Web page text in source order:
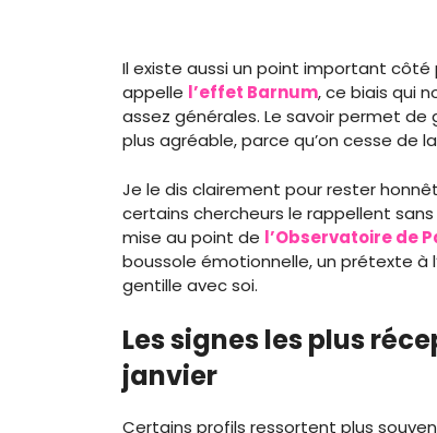
Il existe aussi un point important côté
appelle l’effet Barnum, ce biais qui
assez générales. Le savoir permet
plus agréable, parce qu’on cesse de
Je le dis clairement pour rester
certains chercheurs le rappellent
mise au point de l’Observatoire de
boussole émotionnelle, un prétexte à
gentille avec soi.
Les signes les plus
janvier
Certains profils ressortent plus